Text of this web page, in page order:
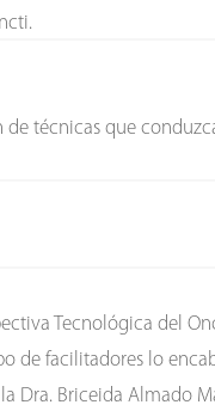
de técnicas que
Tecnológica del
de facilitadores lo
Dra. Briceida Almado